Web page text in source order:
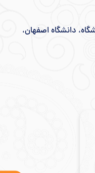
دانشگاه اصفهان،